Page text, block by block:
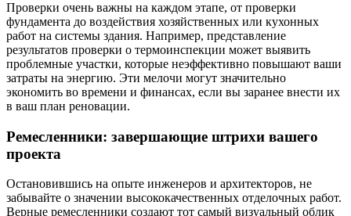
Проверки очень важны на каждом этапе, от проверки
фундамента до воздействия хозяйственных или кухонных
работ на системы здания. Например, представление
результатов проверки о термоинспекции может выявить
проблемные участки, которые неэффективно повышают ваши
затраты на энергию. Эти мелочи могут значительно
экономить во времени и финансах, если вы заранее внести их
в ваш план реновации.
Ремесленники: завершающие штрихи вашего
проекта
Остановившись на опыте инженеров и архитекторов, не
забывайте о значении высококачественных отделочных работ.
Верные ремесленники создают тот самый визуальный облик